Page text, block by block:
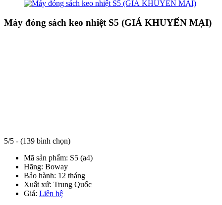
Máy đóng sách keo nhiệt S5 (GIÁ KHUYẾN MẠI)
5/5 - (139 bình chọn)
Mã sản phẩm: S5 (a4)
Hãng: Boway
Bảo hành: 12 tháng
Xuất xứ: Trung Quốc
Giá: Liên hệ